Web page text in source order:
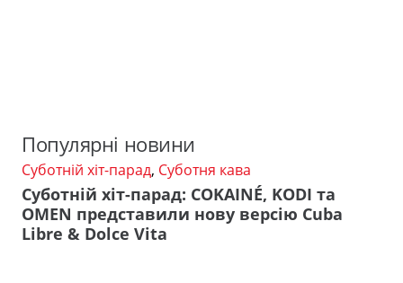
Популярні новини
Суботній хіт-парад, Суботня кава
Суботній хіт-парад: COKAINÉ, KODI та
OMEN представили нову версію Cuba
Libre & Dolce Vita